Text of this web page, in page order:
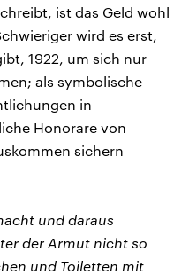
ist das Geld wohl
wird es erst,
1922, um sich nur
als symbolische
in
Honorare von
sichern
und daraus
der Armut nicht so
und Toiletten mit